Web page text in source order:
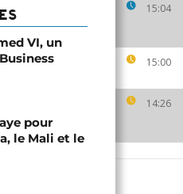
15:04
15:00
14:26
VI, un
pour
le Mali et le